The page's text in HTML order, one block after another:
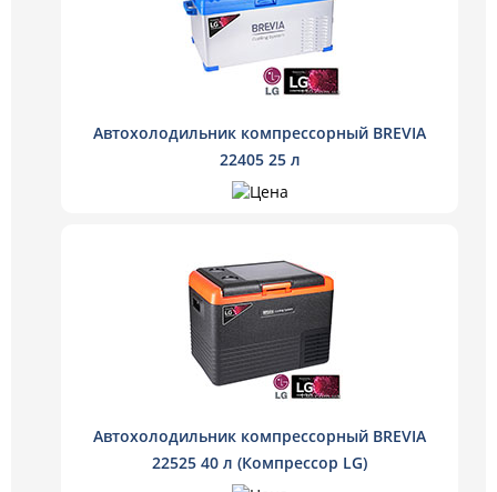
Автохолодильник компрессорный BREVIA
22405 25 л
Автохолодильник компрессорный BREVIA
22525 40 л (Компрессор LG)